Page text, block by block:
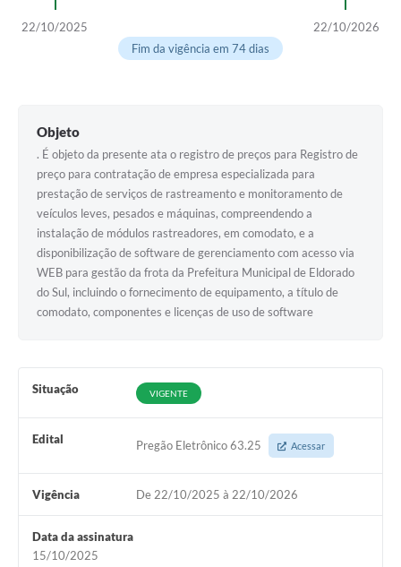
22/10/2025
22/10/2026
Fim da vigência em 74 dias
Objeto
. É objeto da presente ata o registro de preços para Registro de
preço para contratação de empresa especializada para
prestação de serviços de rastreamento e monitoramento de
veículos leves, pesados e máquinas, compreendendo a
instalação de módulos rastreadores, em comodato, e a
disponibilização de software de gerenciamento com acesso via
WEB para gestão da frota da Prefeitura Municipal de Eldorado
do Sul, incluindo o fornecimento de equipamento, a título de
comodato, componentes e licenças de uso de software
Situação VIGENTE
Edital Pregão Eletrônico 63.25 Acessar
Vigência De 22/10/2025 à 22/10/2026
Data da assinatura
15/10/2025